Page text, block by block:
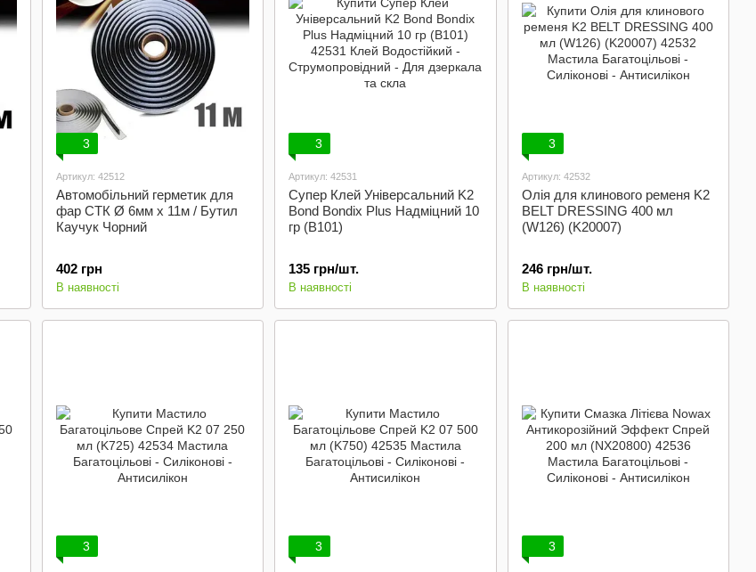
3
Артикул: 42512
Автомобільний герметик для
фар СТК Ø 6мм x 11м / Бутил
Каучук Чорний
402 грн
В наявності
3
Артикул: 42531
Супер Клей Універсальний K2
Bond Bondix Plus Надміцний 10
гр (B101)
135 грн/шт.
В наявності
3
Артикул: 42532
Олія для клинового ременя K2
BELT DRESSING 400 мл
(W126) (K20007)
246 грн/шт.
В наявності
3 3 3